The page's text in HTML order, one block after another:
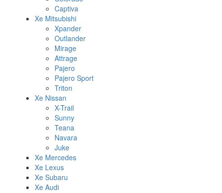
Captiva
Xe Mitsubishi
Xpander
Outlander
Mirage
Attrage
Pajero
Pajero Sport
Triton
Xe Nissan
X-Trail
Sunny
Teana
Navara
Juke
Xe Mercedes
Xe Lexus
Xe Subaru
Xe Audi